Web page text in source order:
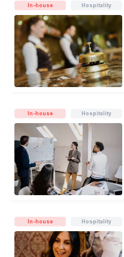
In-house Hospitality
In-house Hospitality
In-house Hospitality